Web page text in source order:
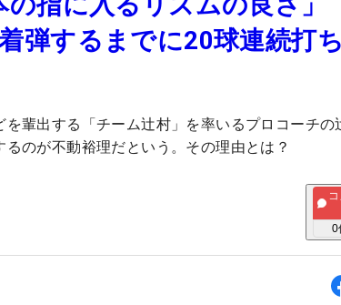
弾するまでに20球連続打
輩出する「チーム辻村」を率いるプロコーチの
のが不動裕理だという。その理由とは？
0